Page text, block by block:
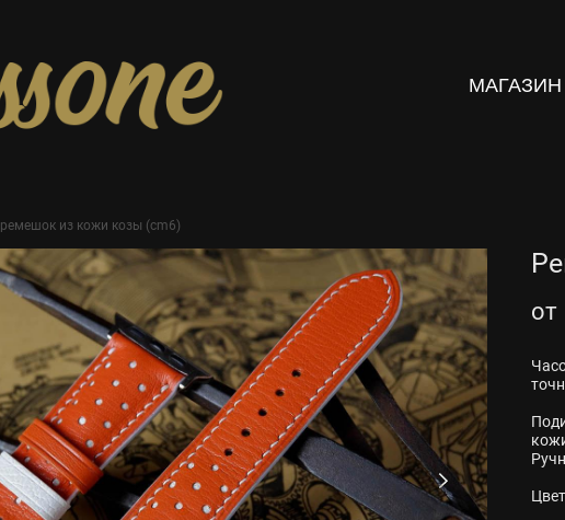
МАГАЗИН
ремешок из кожи козы (cm6)
от